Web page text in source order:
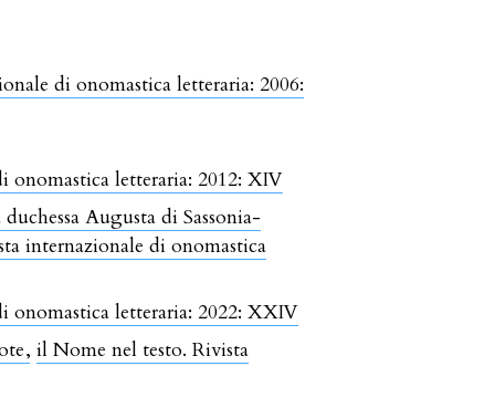
di onomastica letteraria: 2006:
onomastica letteraria: 2012: XIV
Augusta di Sassonia-
internazionale di onomastica
onomastica letteraria: 2022: XXIV
,il Nome nel testo. Rivista